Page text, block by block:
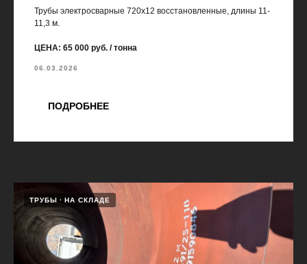
Трубы электросварные 720х12 восстановленные, длины 11-
11,3 м.
ЦЕНА: 65 000 руб. / тонна
06.03.2026
ПОДРОБНЕЕ
ТРУБЫ НА СКЛАДЕ